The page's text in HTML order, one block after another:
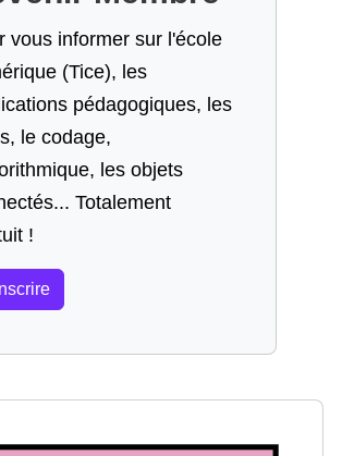
vous informer sur l'école
(Tice), les
pédagogiques, les
le codage,
les objets
Totalement
!